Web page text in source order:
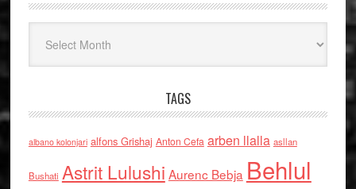
TAGS
albano kolonjari alfons Grishaj Anton Cefa arben llalla asllan
Bushati Astrit Lulushi Aurenc Bebja Behlul